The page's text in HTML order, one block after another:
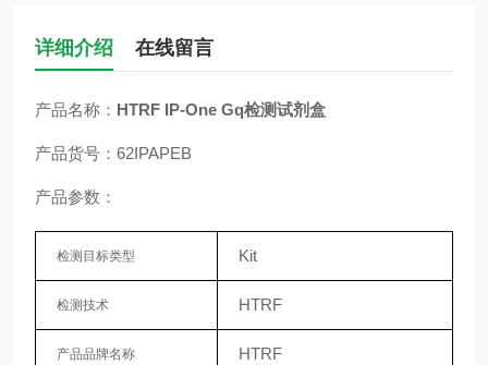
详细介绍 在线留言
产品名称： HTRF IP-One Gq检测试剂盒
产品货号：62IPAPEB
产品参数：
检测目标类型 Kit
检测技术 HTRF
产品品牌名称 HTRF